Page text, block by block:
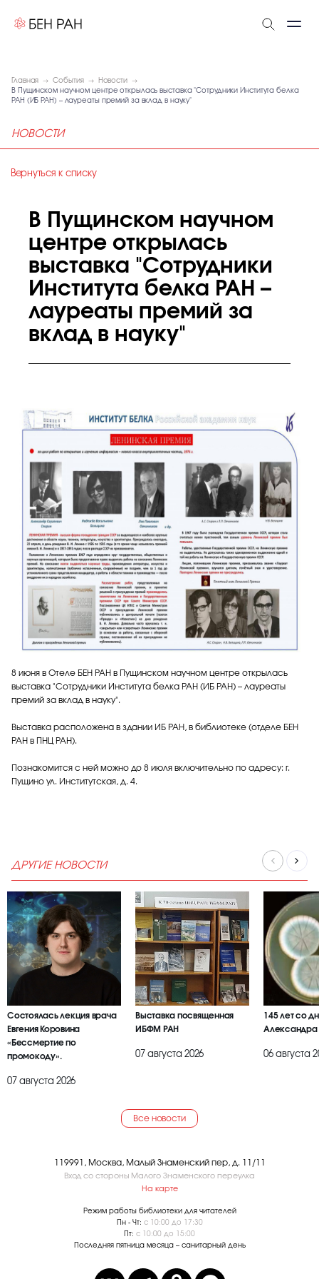
Главная События
Новости
В Пущинском научном центре открылась выставка "Сотрудники Института белка
РАН (ИБ РАН) – лауреаты премий за вклад в науку"
НОВОСТИ
Вернуться к списку
В Пущинском научном
центре открылась
выставка "Сотрудники
Института белка РАН –
лауреаты премий за
вклад в науку"
8 июня в Отеле БЕН РАН в Пущинском научном центре открылась
выставка "Сотрудники Института белка РАН (ИБ РАН) – лауреаты
премий за вклад в науку".
Выставка расположена в здании ИБ РАН, в библиотеке (отделе БЕН
РАН в ПНЦ РАН).
Познакомится с ней можно до 8 июля включительно по адресу: г.
Пущино ул. Институтская, д. 4.
ДРУГИЕ НОВОСТИ
Состоялась лекция врача
Евгения Коровина
«Бессмертие по
промокоду».
07 августа 2026
Выставка посвященная
ИБФМ РАН
07 августа 2026
145 лет со
Александра
06 августа
Все новости
119991, Москва, Малый Знаменский пер, д. 11/11
Вход со стороны Малого Знаменского переулка
На карте
Режим работы библиотеки для читателей
Пн - Чт: с 10:00 до 17:30
Пт: с 10:00 до 15:00
Последняя пятница месяца – санитарный день